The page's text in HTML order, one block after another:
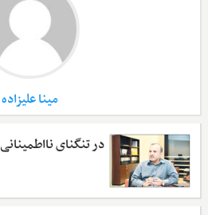
مینا علیزاده
در تنگنای نااطمینانی